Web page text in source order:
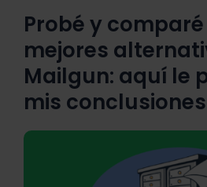
Probé y
mejores
Mailgun: aquí le
mis conclusiones